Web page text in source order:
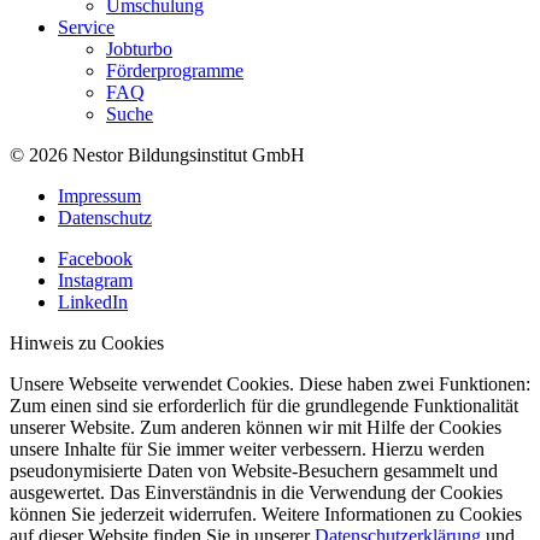
Umschulung
Service
Jobturbo
Förderprogramme
FAQ
Suche
© 2026 Nestor Bildungsinstitut GmbH
Impressum
Datenschutz
Facebook
Instagram
LinkedIn
Hinweis zu Cookies
Unsere Webseite verwendet Cookies. Diese haben zwei Funktionen:
Zum einen sind sie erforderlich für die grundlegende Funktionalität
unserer Website. Zum anderen können wir mit Hilfe der Cookies
unsere Inhalte für Sie immer weiter verbessern. Hierzu werden
pseudonymisierte Daten von Website-Besuchern gesammelt und
ausgewertet. Das Einverständnis in die Verwendung der Cookies
können Sie jederzeit widerrufen. Weitere Informationen zu Cookies
auf dieser Website finden Sie in unsererDatenschutzerklärung und